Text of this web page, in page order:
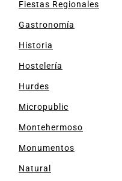
Fiestas Regionales
Gastronomía
Historia
Hostelería
Hurdes
Micropublic
Montehermoso
Monumentos
Natural